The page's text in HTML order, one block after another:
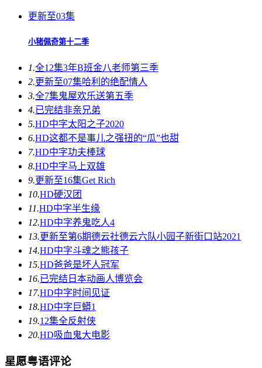
更新至03集
小猪佩奇第十二季
1.全12集3年B班金八老师第三季
2.更新至07集哈利的绝配情人
3.全7集鬼屋欢乐送第五季
4.已完结非亲兄弟
5.HD中字太阳之子2020
6.HD这都不是事儿之强扭的“瓜”也甜
7.HD中字功夫棒球
8.HD中字马上双雄
9.更新至16集Get Rich
10.HD硬汉团
11.HD中字半生缘
12.HD中字养鬼吃人4
13.更新至第6期德云社德云六队小园子新街口站2021
14.HD中字斗魂之熊孩子
15.HD爸爸是坏人冠军
16.已完结 日本动画人博览会
17.HD中字时间见证
18.HD中字 巨蟒1
19.12集全反射侠
20.HD吸血鬼大电影
星愿粤语评论